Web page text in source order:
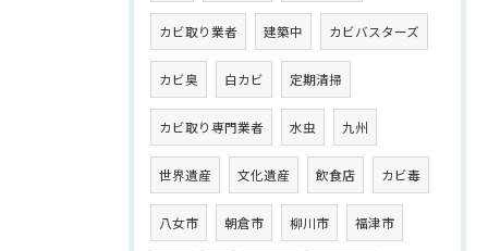
カビ取り業者 建築中 カビバスターズ
カビ臭 白カビ 定期清掃
カビ取り専門業者 水虫 九州
世界遺産 文化遺産 飲食店 カビ毒
八女市 朝倉市 柳川市 福津市